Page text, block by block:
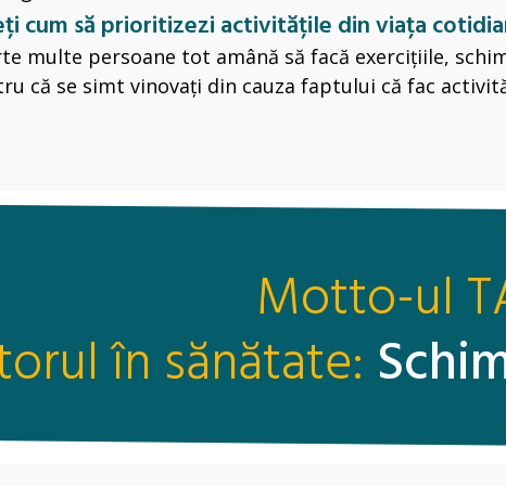
cum să prioritizezi activitățile din viața
multe persoane tot amână să facă exercițiile,
că se simt vinovați din cauza faptului că fac
Motto-ul
în sănătate: